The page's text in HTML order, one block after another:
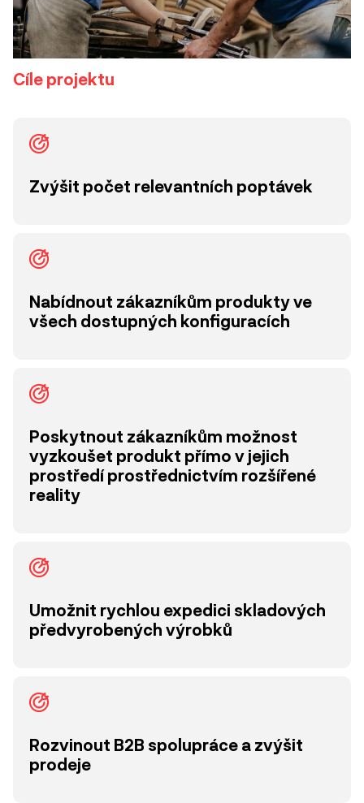
Cíle projektu
Zvýšit počet relevantních poptávek
Nabídnout zákazníkům produkty ve
všech dostupných konfiguracích
Poskytnout zákazníkům možnost
vyzkoušet produkt přímo v jejich
prostředí prostřednictvím rozšířené
reality
Umožnit rychlou expedici skladových
předvyrobených výrobků
Rozvinout B2B spolupráce a zvýšit
prodeje